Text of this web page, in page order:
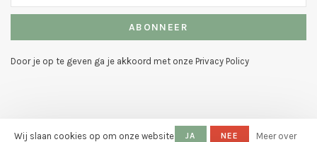
ABONNEER
Door je op te geven ga je akkoord met onze Privacy Policy
© Copyright 2026 Mode Galerie-
Wij slaan cookies op om onze website JA NEE Meer over